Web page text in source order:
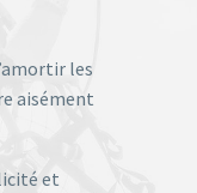
les
aisément
et